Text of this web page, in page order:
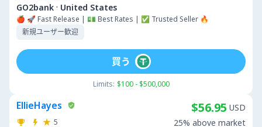
GO2bank · United States
🍎 🚀 Fast Release | 💵 Best Rates | ✅ Trusted Seller 🔥
新規ユーザー歓迎
Limits: $100 - $500,000
買う
EllieHayes
5
$56.95 USD
25% above market